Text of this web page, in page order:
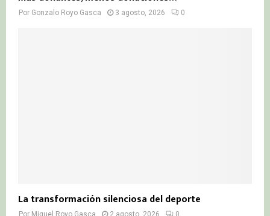
Por Gonzalo Royo Gasca 3 agosto, 2026 0
La transformación silenciosa del deporte
Por Miguel Royo Gasca 2 agosto, 2026 0